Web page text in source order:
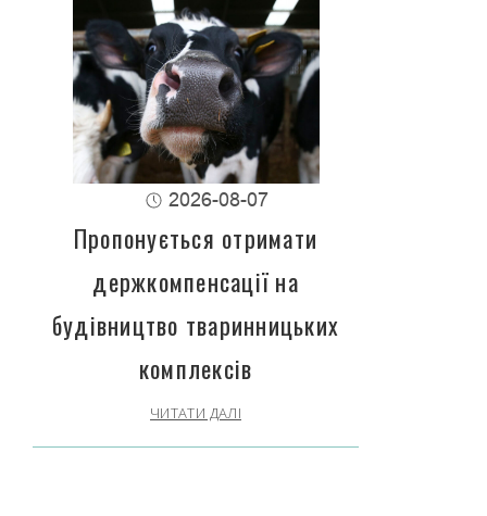
2026-08-07
Пропонується отримати
держкомпенсації на
будівництво тваринницьких
комплексів
ЧИТАТИ ДАЛІ